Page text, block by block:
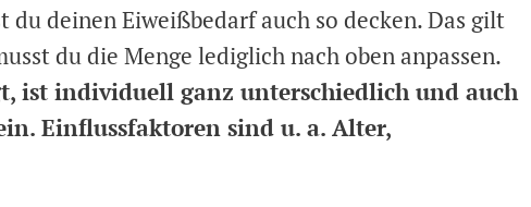
deinen Eiweißbedarf auch so decken. Das gilt
du die Menge lediglich nach oben anpassen.
ist individuell ganz unterschiedlich und auch
Einflussfaktoren sind u. a. Alter,